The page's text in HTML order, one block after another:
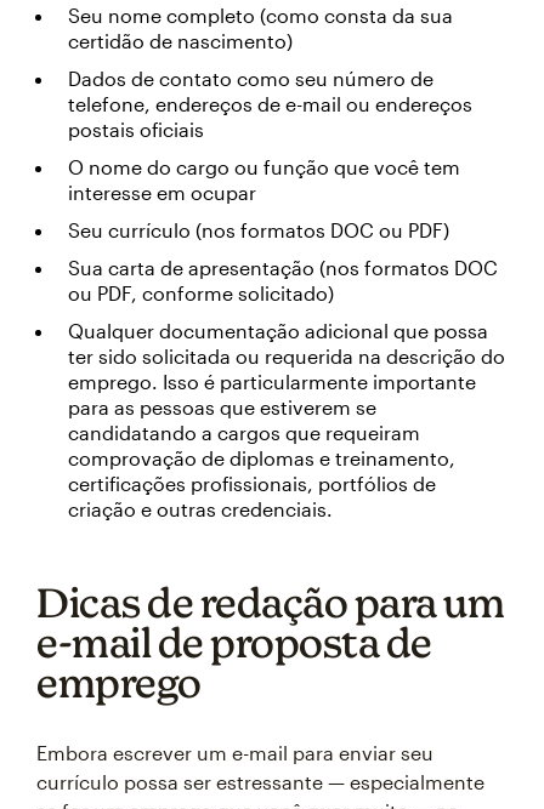
Seu nome completo (como consta da sua
certidão de nascimento)
Dados de contato como seu número de
telefone, endereços de e-mail ou endereços
postais oficiais
O nome do cargo ou função que você tem
interesse em ocupar
Seu currículo (nos formatos DOC ou PDF)
Sua carta de apresentação (nos formatos DOC
ou PDF, conforme solicitado)
Qualquer documentação adicional que possa
ter sido solicitada ou requerida na descrição do
emprego. Isso é particularmente importante
para as pessoas que estiverem se
candidatando a cargos que requeiram
comprovação de diplomas e treinamento,
certificações profissionais, portfólios de
criação e outras credenciais.
Dicas de redação para um
e-mail de proposta de
emprego
Embora escrever um e-mail para enviar seu
currículo possa ser estressante — especialmente